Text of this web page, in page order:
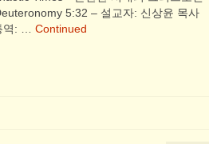
5:32 – 설교자: 신상윤 목사
역: … Continued